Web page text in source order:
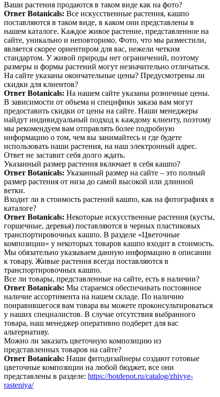
Ваши растения продаются в таком виде как на фото?
Ответ Botanicals: Все искусственные растения, кашпо
поставляются в таком виде, в каком они представлены в
нашем каталоге. Каждое живое растение, представленное на
сайте, уникально и неповторимо. Фото, что мы разместили,
является скорее ориентиром для вас, нежели четким
стандартом. У живой природы нет ограничений, поэтому
размеры и формы растений могут незначительно отличаться.
На сайте указаны окончательные цены? Предусмотрены ли
скидки для клиентов?
Ответ Botanicals: На нашем сайте указаны розничные цены.
В зависимости от объема и специфики заказа вам могут
предоставить скидки от цены на сайте. Наши менеджеры
найдут индивидуальный подход к каждому клиенту, поэтому
мы рекомендуем вам отправлять более подробную
информацию о том, чем вы занимайтесь и где будете
использовать наши растения, на наш электронный адрес.
Ответ не заставит себя долго ждать.
Указанный размер растения включает в себя кашпо?
Ответ Botanicals: Указанный размер на сайте – это полный
размер растения от низа до самой высокой или длинной
ветки.
Входит ли в стоимость растений кашпо, как на фотографиях в
каталоге?
Ответ Botanicals: Некоторые искусственные растения (кусты,
горшечные, деревья) поставляются в черных пластиковых
транспортировочных кашпо. В разделе «Цветочные
композиции» у некоторых товаров кашпо входит в стоимость.
Мы обязательно указываем данную информацию в описании
к товару. Живые растения всегда поставляются в
транспортировочных кашпо.
Все ли товары, представленные на сайте, есть в наличии?
Ответ Botanicals: Мы стараемся обеспечивать постоянное
наличие ассортимента на нашем складе. По наличию
понравившегося вам товара вы можете проконсультироваться
у наших специалистов. В случае отсутствия выбранного
товара, наш менеджер оперативно подберет для вас
альтернативу.
Можно ли заказать цветочную композицию из
представленных товаров на сайте?
Ответ Botanicals: Наши фитодизайнеры создают готовые
цветочные композиции на любой бюджет, все они
представлены в разделе: https://botdepot.ru/catalog/zhivye-
rasteniya/